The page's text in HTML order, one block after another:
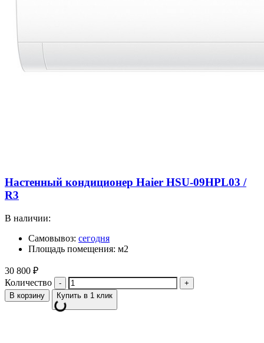
Настенный кондиционер Haier HSU-09HPL03 /
R3
В наличии:
Самовывоз: сегодня
Площадь помещения: м2
30 800 ₽
Количество
В корзину Купить в 1 клик